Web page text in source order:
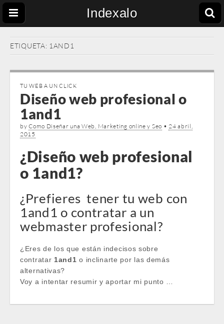
Indexalo
ETIQUETA: 1AND1
TU WEB A UN CLICK
Diseño web profesional o
1and1
byComo Diseñar una Web, Marketing online y Seo • 24 abril,
2015
¿Diseño web profesional
o 1and1?
¿Prefieres tener tu web con
1and1 o contratar a un
webmaster profesional?
¿Eres de los que están indecisos sobre
contratar 1and1o inclinarte por las demás
alternativas?
Voy a intentar resumir y aportar mi punto …